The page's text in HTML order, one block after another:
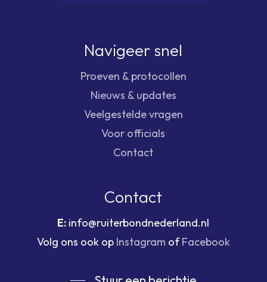
Navigeer snel
Proeven & protocollen
Nieuws & updates
Veelgestelde vragen
Voor officials
Contact
Contact
E: info@ruiterbondnederland.nl
Volg ons ook op Instagram ofFacebook